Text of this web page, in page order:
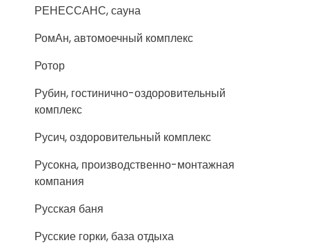
РЕНЕССАНС, сауна
РомАн, автомоечный комплекс
Ротор
Рубин, гостинично-оздоровительный
комплекс
Русич, оздоровительный комплекс
Русокна, производственно-монтажная
компания
Русская баня
Русские горки, база отдыха